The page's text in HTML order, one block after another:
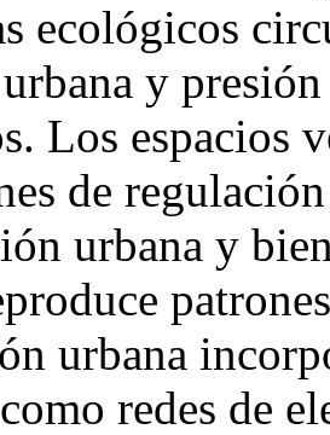
ecológicos
y
Los espacios
de
urbana y
urbana
redes de